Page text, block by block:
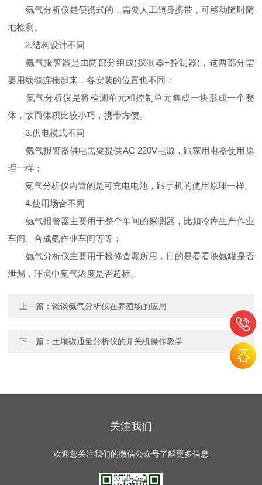
氨气分析仪是便携式的，需要人工随身携带，可移动随时随
地检测。
2.结构设计不同
氨气报警器是由两部分组成(探测器+控制器)，这两部分需
要用线缆连接起来，各安装的位置也不同；
氨气分析仪是将检测单元和控制单元集成一块形成一个整
体，故而体积比较小巧，携带方便。
3.供电模式不同
氨气报警器供电需要提供AC 220V电源，跟家用电器使用原
理一样；
氨气分析仪内置的是可充电电池，跟手机的使用原理一样。
4.使用场合不同
氨气报警器主要用于整个车间的探测器，比如冷库生产作业
车间、合成氨作业车间等等；
氨气分析仪主要用于检修查漏所用，目的是看看液氨罐是否
泄漏，环境中氨气浓度是否超标。
上一篇：谈谈氨气分析仪在养殖场的应用
下一篇： 土壤碳通量分析仪的开关机操作教学
关注我们
欢迎您关注我们的微信公众号了解更多信息